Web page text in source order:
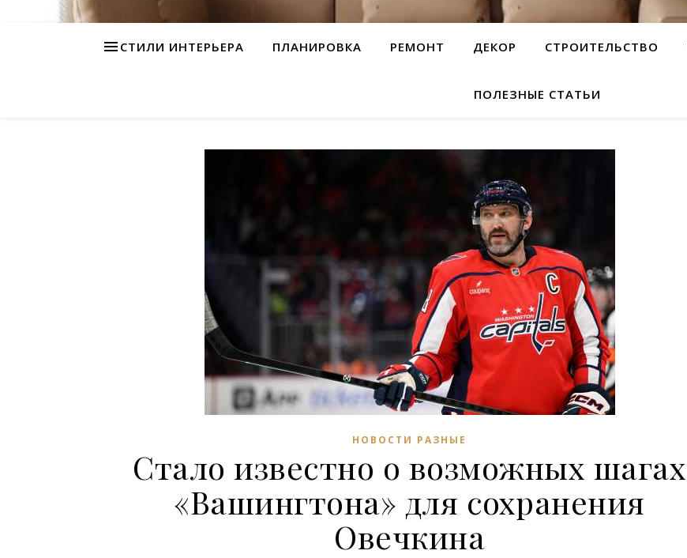
СТИЛИ ИНТЕРЬЕРА ПЛАНИРОВКА РЕМОНТ ДЕКОР СТРОИТЕЛЬСТВО
ПОЛЕЗНЫЕ СТАТЬИ
НОВОСТИ РАЗНЫЕ
Стало известно о возможных шагах
«Вашингтона» для сохранения
Овечкина